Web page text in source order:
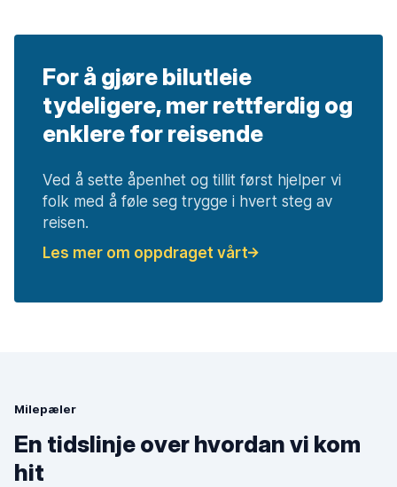
For å gjøre bilutleie
tydeligere, mer rettferdig og
enklere for reisende
Ved å sette åpenhet og tillit først hjelper vi
folk med å føle seg trygge i hvert steg av
reisen.
Les mer om oppdraget vårt
Milepæler
En tidslinje over hvordan vi kom
hit